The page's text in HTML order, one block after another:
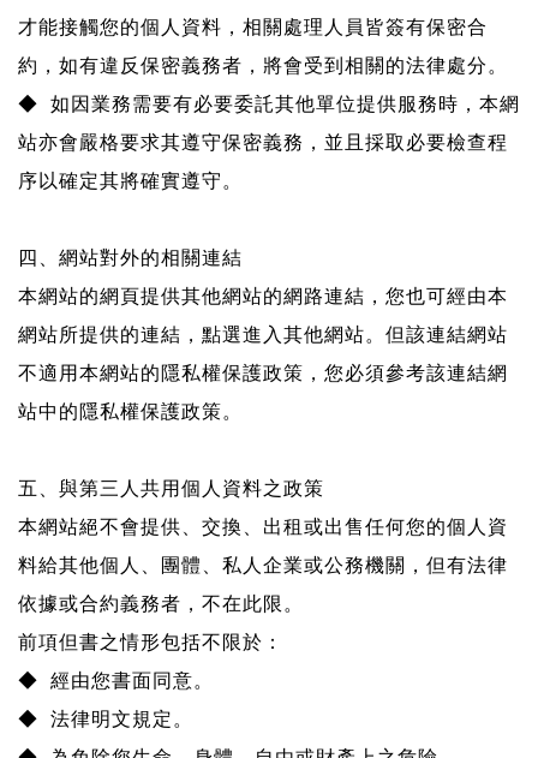
才能接觸您的個人資料，相關處理人員皆簽有保密合
約，如有違反保密義務者，將會受到相關的法律處分。
◆ 如因業務需要有必要委託其他單位提供服務時，本網
站亦會嚴格要求其遵守保密義務，並且採取必要檢查程
序以確定其將確實遵守。
四、網站對外的相關連結
本網站的網頁提供其他網站的網路連結，您也可經由本
網站所提供的連結，點選進入其他網站。但該連結網站
不適用本網站的隱私權保護政策，您必須參考該連結網
站中的隱私權保護政策。
五、與第三人共用個人資料之政策
本網站絕不會提供、交換、出租或出售任何您的個人資
料給其他個人、團體、私人企業或公務機關，但有法律
依據或合約義務者，不在此限。
前項但書之情形包括不限於：
◆ 經由您書面同意。
◆ 法律明文規定。